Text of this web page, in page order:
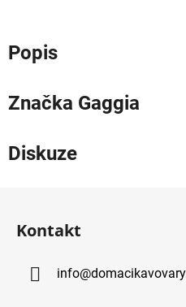
Popis
Značka Gaggia
Diskuze
Kontakt
info@